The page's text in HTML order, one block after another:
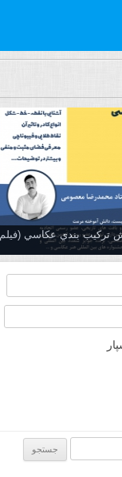
تركيب بندي عكاسي (فیلم